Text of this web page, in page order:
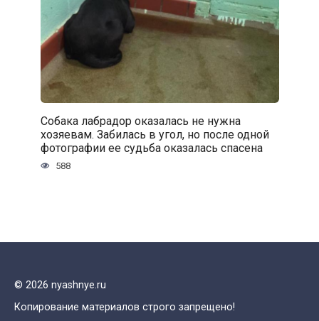
Собака лабрадор оказалась не нужна
хозяевам. Забилась в угол, но после одной
фотографии ее судьба оказалась спасена
588
© 2026 nyashnye.ru
Копирование материалов строго запрещено!